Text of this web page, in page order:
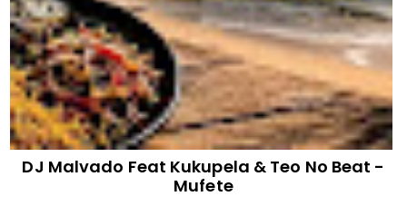
DJ Malvado Feat Kukupela & Teo No Beat -
Mufete